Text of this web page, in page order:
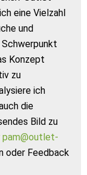
eine Vielzahl
und
Konzept
zu
ich
die
Bild zu
pam@outlet-
oder Feedback